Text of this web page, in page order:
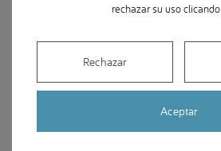
Cirugía Maxilofacial
Estética y restauración dental
rechazar su uso clicando
Aceptar
Rechazar